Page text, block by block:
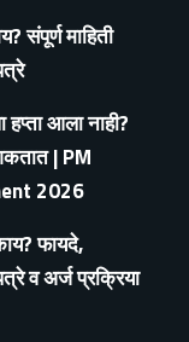
संपूर्ण माहिती
आला नाही?
| PM
2026
फायदे,
व अर्ज प्रक्रिया